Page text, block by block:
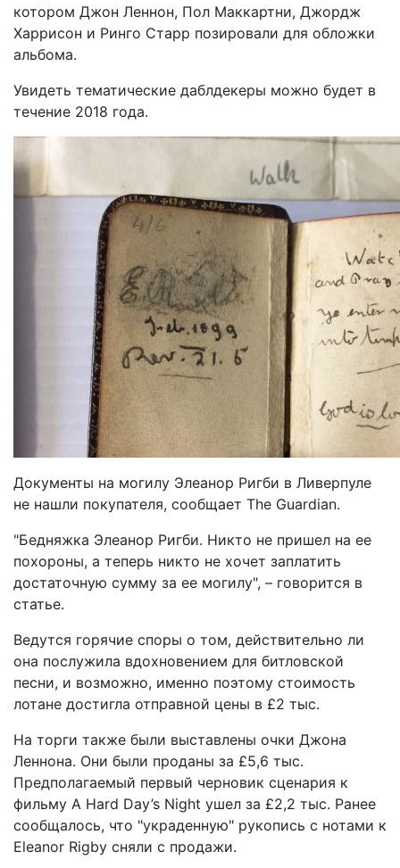
котором Джон Леннон, Пол Маккартни, Джордж
Харрисон и Ринго Старр позировали для обложки
альбома.
Увидеть тематические даблдекеры можно будет в
течение 2018 года.
Документы на могилу Элеанор Ригби в Ливерпуле
не нашли покупателя, сообщает The Guardian.
"Бедняжка Элеанор Ригби. Никто не пришел на ее
похороны, а теперь никто не хочет заплатить
достаточную сумму за ее могилу", – говорится в
статье.
Ведутся горячие споры о том, действительно ли
она послужила вдохновением для битловской
песни, и возможно, именно поэтому стоимость
лотане достигла отправной цены в £2 тыс.
На торги также были выставлены очки Джона
Леннона. Они были проданы за £5,6 тыс.
Предполагаемый первый черновик сценария к
фильму A Hard Day’s Night ушел за £2,2 тыс. Ранее
сообщалось, что "украденную" рукопись с нотами к
Eleanor Rigby сняли с продажи.